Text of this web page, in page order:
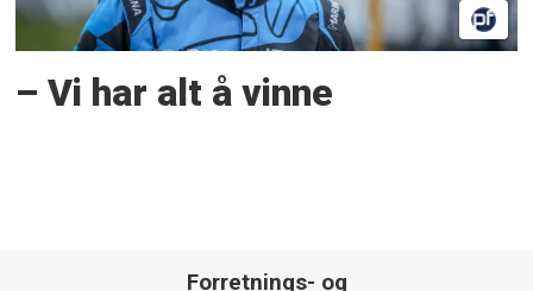
– Vi har alt å vinne
Forretnings- og